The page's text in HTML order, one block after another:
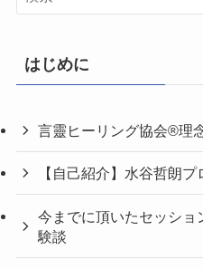
はじめに
言靈ヒーリング協会®理
【自己紹介】水谷哲朗
今までに頂いたセッショ
験談